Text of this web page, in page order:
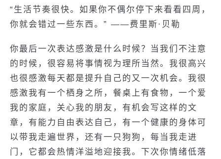
“生活节奏很快。如果你不偶尔停下来看看四周，
你就会错过一些东西。” ——费里斯·贝勒
你最后一次表达感激是什么时候？当我们不注意
的时候，很容易将事情视为理所当然。我很高兴
也很感激每天都是提升自己的又一次机会。我很
感激我有一个栖身之所，餐桌上有食物，一个爱
我的家庭，关心我的朋友，有机会写这样的文
章，有能力自由表达自己，有一个健康的身体可
以带我走遍世界，还有一只狗狗，每当我走进
门，它都会热情洋溢地迎接我。下次你情绪低落